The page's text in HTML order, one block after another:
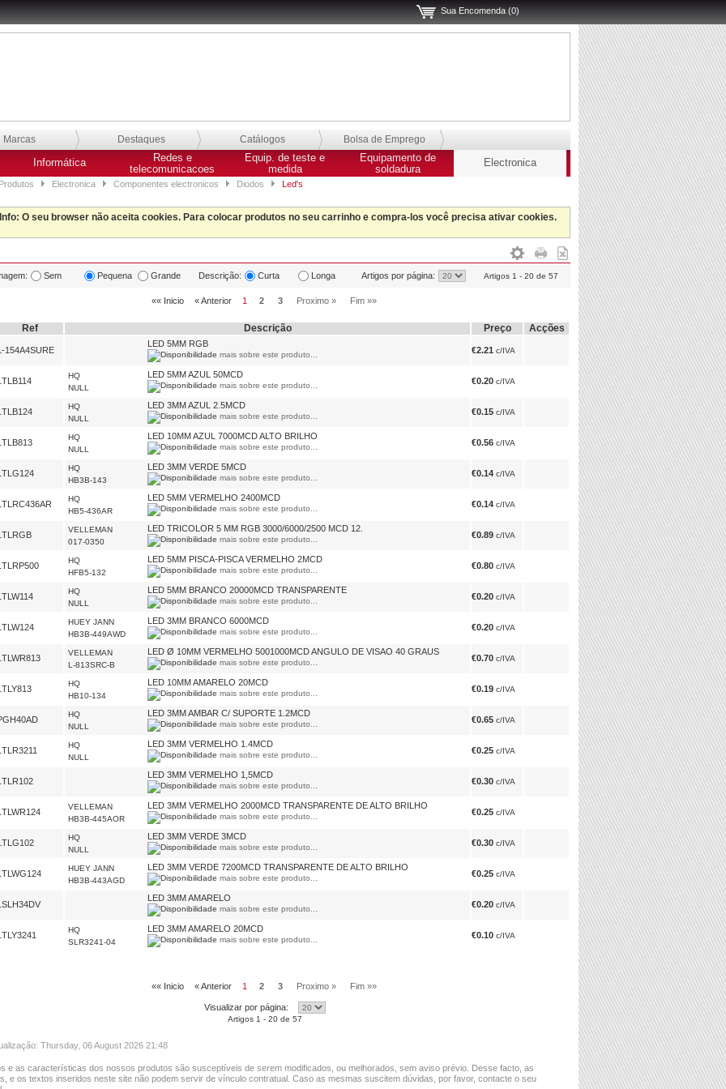
Sua Encomenda (0)
Marcas Destaques Catálogos Bolsa de Emprego
Informática
Redes e
telecomunicacoes
Equip. de teste e
medida
Equipamento de
soldadura
Electronica
Produtos Electronica Componentes electronicos Diodos Led's
Info: O seu browser não aceita cookies. Para colocar produtos no seu carrinho e compra-los você precisa ativar cookies.
Sem Pequena Grande Descrição: Curta Longa Artigos por página: Artigos 1 - 20 de 57
«« Inicio « Anterior 1 2 3 Proximo » Fim »»
Ref Descrição Preço Acções
154A4SURE
LED 5MM RGB
mais sobre este produto... €2.21 c/IVA
HQ
NULL
LED 5MM AZUL 50MCD
mais sobre este produto... €0.20 c/IVA
HQ
NULL
LED 3MM AZUL 2.5MCD
mais sobre este produto... €0.15 c/IVA
HQ
NULL
LED 10MM AZUL 7000MCD ALTO BRILHO
mais sobre este produto... €0.56 c/IVA
HQ
HB3B-143
LED 3MM VERDE 5MCD
mais sobre este produto... €0.14 c/IVA
HQ
HB5-436AR
LED 5MM VERMELHO 2400MCD
mais sobre este produto... €0.14 c/IVA
VELLEMAN
017-0350
LED TRICOLOR 5 MM RGB 3000/6000/2500 MCD 12.
mais sobre este produto... €0.89 c/IVA
HQ
HFB5-132
LED 5MM PISCA-PISCA VERMELHO 2MCD
mais sobre este produto... €0.80 c/IVA
HQ
NULL
LED 5MM BRANCO 20000MCD TRANSPARENTE
mais sobre este produto... €0.20 c/IVA
HUEY JANN
HB3B-449AWD
LED 3MM BRANCO 6000MCD
mais sobre este produto... €0.20 c/IVA
VELLEMAN
L-813SRC-B
LED Ø 10MM VERMELHO 5001000MCD ANGULO DE VISAO 40 GRAUS
mais sobre este produto... €0.70 c/IVA
HQ
HB10-134
LED 10MM AMARELO 20MCD
mais sobre este produto... €0.19 c/IVA
HQ
NULL
LED 3MM AMBAR C/ SUPORTE 1.2MCD
mais sobre este produto... €0.65 c/IVA
HQ
NULL
LED 3MM VERMELHO 1.4MCD
mais sobre este produto... €0.25 c/IVA
LED 3MM VERMELHO 1,5MCD
mais sobre este produto... €0.30 c/IVA
VELLEMAN
HB3B-445AOR
LED 3MM VERMELHO 2000MCD TRANSPARENTE DE ALTO BRILHO
mais sobre este produto... €0.25 c/IVA
HQ
NULL
LED 3MM VERDE 3MCD
mais sobre este produto... €0.30 c/IVA
HUEY JANN
HB3B-443AGD
LED 3MM VERDE 7200MCD TRANSPARENTE DE ALTO BRILHO
mais sobre este produto... €0.25 c/IVA
LED 3MM AMARELO
mais sobre este produto... €0.20 c/IVA
HQ
SLR3241-04
LED 3MM AMARELO 20MCD
mais sobre este produto... €0.10 c/IVA
«« Inicio « Anterior 1 2 3 Proximo » Fim »»
Visualizar por página:
Artigos 1 - 20 de 57
Thursday, 06 August 2026 21:48
e as características dos nossos produtos são susceptíveis de serem modificados, ou melhorados, sem aviso prévio. Desse facto, as
e os textos inseridos neste site não podem servir de vínculo contratual. Caso as mesmas suscitem dúvidas, por favor, contacte o seu